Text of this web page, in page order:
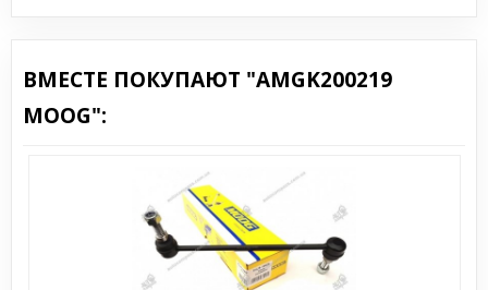
ВМЕСТЕ ПОКУПАЮТ "AMGK200219
MOOG":